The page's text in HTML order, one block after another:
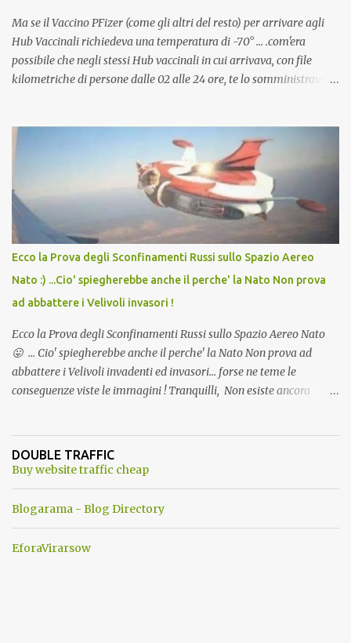
Ma se il Vaccino PFizer (come gli altri del resto) per arrivare agli
Hub Vaccinali richiedeva una temperatura di -70° ... .com'era
possibile che negli stessi Hub vaccinali in cui arrivava, con file
kilometriche di persone dalle 02 alle 24 ore, te lo somministravano
Vaccino come: l' Amaro del Capo, era "spettacolare Ghiacciato, ma
andava bene anche, a Temperatura Ambiente"! Riproponiamo
l'articolo per NON Dimenticare!
Ecco la Prova degli Sconfinamenti Russi sullo Spazio Aereo
Nato :) ...Cio' spiegherebbe anche il perche' la Nato Non prova
ad abbattere i Velivoli invasori !
Ecco la Prova degli Sconfinamenti Russi sullo Spazio Aereo Nato
😛 ... Cio' spiegherebbe anche il perche' la Nato Non prova ad
abbattere i Velivoli invadenti ed invasori... forse ne teme le
conseguenze viste le immagini ! Tranquilli, Non esiste ancora
ancora una fantasia Nato o forse una "False Flag", per provocare
una guerra mondiale che difficilmente da menti sane, potrebbe
DOUBLE TRAFFIC
Buy website traffic cheap
Blogarama - Blog Directory
EforaVirarsow